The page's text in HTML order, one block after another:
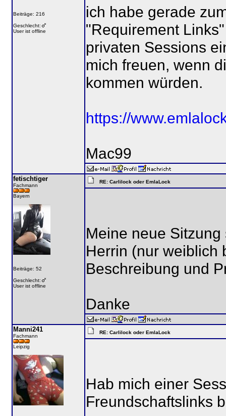
Beiträge: 216
Geschlecht:
User ist offline
ich habe gerade
"Requirement
privaten Sessions
mich freuen, wenn
kommen würden.
https://
Mac99
fetischtiger
Fachmann
Bayern
Beiträge: 52
Geschlecht:
User ist offline
RE: Carlilock oder EmlaLock
Meine neue
Herrin (nur weiblich
Beschreibung und
Danke
Manni241
Fachmann
Leipzig
RE: Carlilock oder EmlaLock
Hab mich einer
Freundschaftslinks